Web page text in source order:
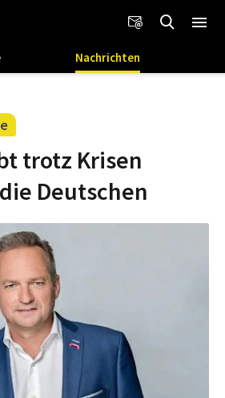
Nachrichten
trotz Krisen
Deutschen